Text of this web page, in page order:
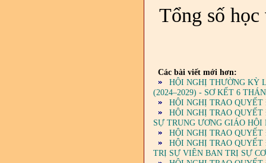
Tổng số
Các bài viết mới hơn:
HỘI NGHỊ THƯỜNG KỲ
(2024–2029) - SƠ KẾT 6
HỘI NGHỊ TRAO
HỘI NGHỊ TRAO
SỰ TRUNG ƯƠNG GIÁO
HỘI NGHỊ TRAO
HỘI NGHỊ TRAO
TRỊ SỰ VIÊN BAN TRỊ SỰ